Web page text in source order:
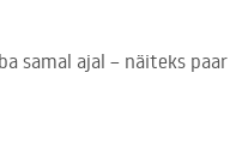
samal ajal – näiteks